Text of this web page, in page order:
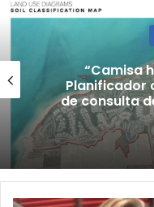
“Camisa
Planificador
de consulta